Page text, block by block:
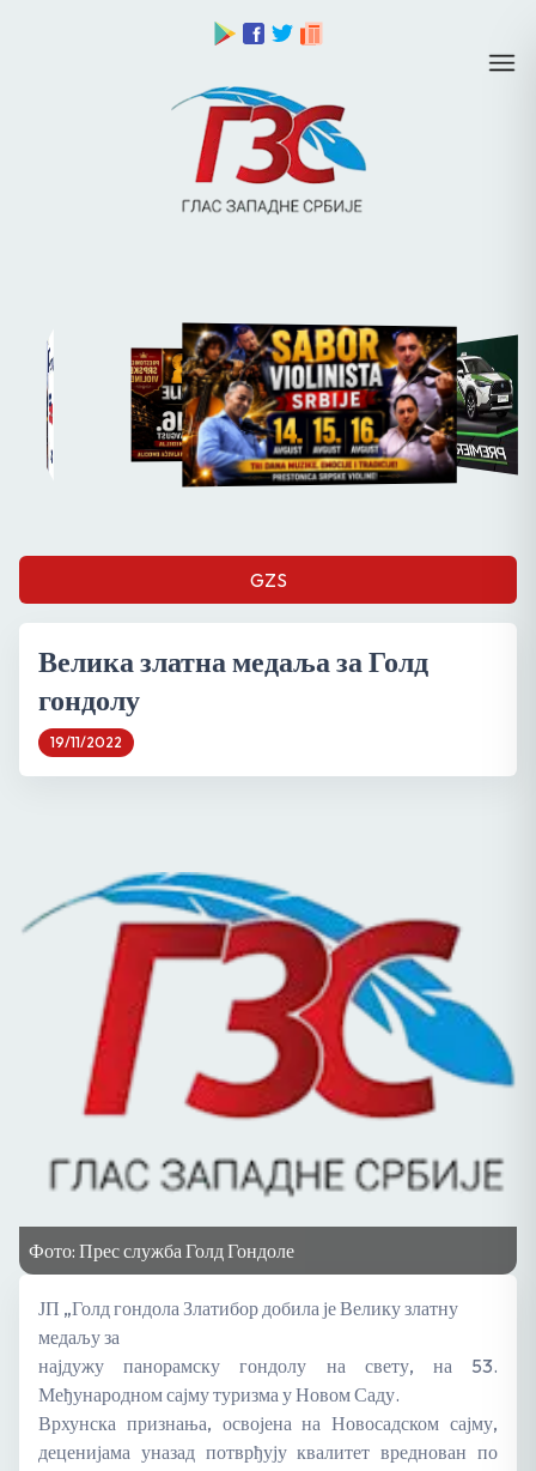
GZS
Велика златна медаља за Голд
гондолу
19/11/2022
Фото: Прес служба Голд Гондоле
ЈП „Голд гондола Златибор добила је Велику златну
медаљу за
најдужу панорамску гондолу на свету, на 53.
Међународном сајму туризма у Новом Саду.
Врхунска признања, освојена на Новосадском сајму,
деценијама уназад потврђују квалитет вреднован по